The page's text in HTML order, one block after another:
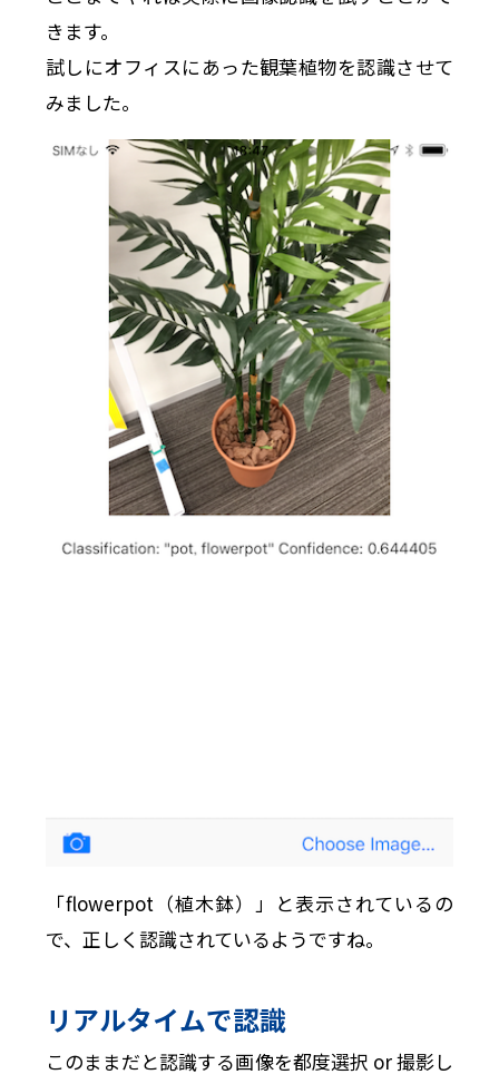
きます。
試しにオフィスにあった観葉植物を認識させて
みました。
「flowerpot（植木鉢）」と表示されているの
で、正しく認識されているようですね。
リアルタイムで認識
このままだと認識する画像を都度選択 or 撮影し